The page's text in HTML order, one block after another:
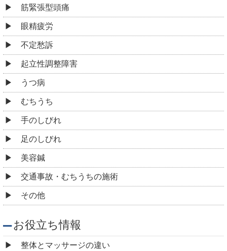
筋緊張型頭痛
眼精疲労
不定愁訴
起立性調整障害
うつ病
むちうち
手のしびれ
足のしびれ
美容鍼
交通事故・むちうちの施術
その他
お役立ち情報
整体とマッサージの違い